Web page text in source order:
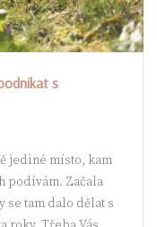
s
jediné místo, kam
podívám. Začala
se tam dalo dělat s